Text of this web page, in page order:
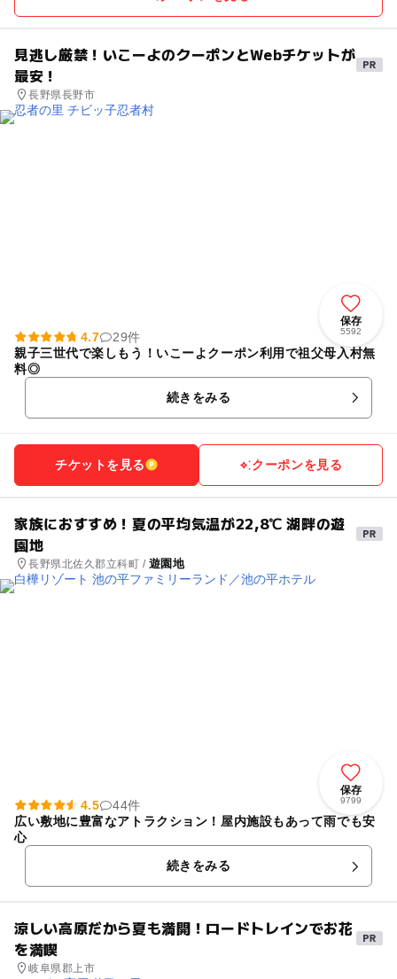
見逃し厳禁！いこーよのクーポンとWebチケットが
最安！
長野県長野市
保存
5592
4.7
29件
親子三世代で楽しもう！いこーよクーポン利用で祖父母入村無
料◎
続きをみる
チケットを見る クーポンを見る
家族におすすめ！夏の平均気温が22,8℃ 湖畔の遊
園地
長野県北佐久郡立科町 / 遊園地
保存
9799
4.5
44件
広い敷地に豊富なアトラクション！屋内施設もあって雨でも安
心
続きをみる
涼しい高原だから夏も満開！ロードトレインでお花
を満喫
岐阜県郡上市